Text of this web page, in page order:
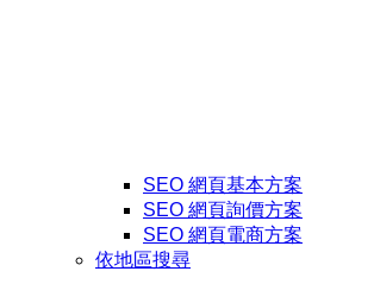
SEO 網頁基本方案
SEO 網頁詢價方案
SEO 網頁電商方案
依地區搜尋